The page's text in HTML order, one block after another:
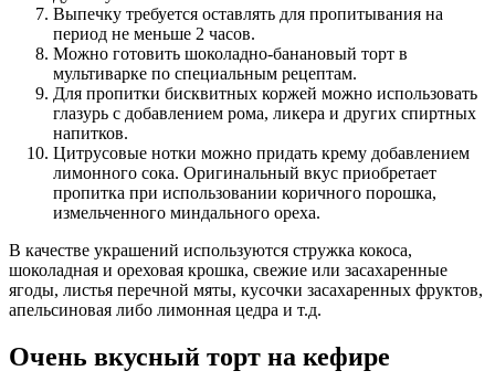
Выпечку требуется оставлять для пропитывания на
период не меньше 2 часов.
Можно готовить шоколадно-банановый торт в
мультиварке по специальным рецептам.
Для пропитки бисквитных коржей можно использовать
глазурь с добавлением рома, ликера и других спиртных
напитков.
Цитрусовые нотки можно придать крему добавлением
лимонного сока. Оригинальный вкус приобретает
пропитка при использовании коричного порошка,
измельченного миндального ореха.
В качестве украшений используются стружка кокоса,
шоколадная и ореховая крошка, свежие или засахаренные
ягоды, листья перечной мяты, кусочки засахаренных фруктов,
апельсиновая либо лимонная цедра и т.д.
Очень вкусный торт на кефире